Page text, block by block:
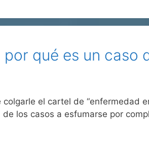
qué es un caso
el cartel de “enfermedad
los casos a esfumarse por